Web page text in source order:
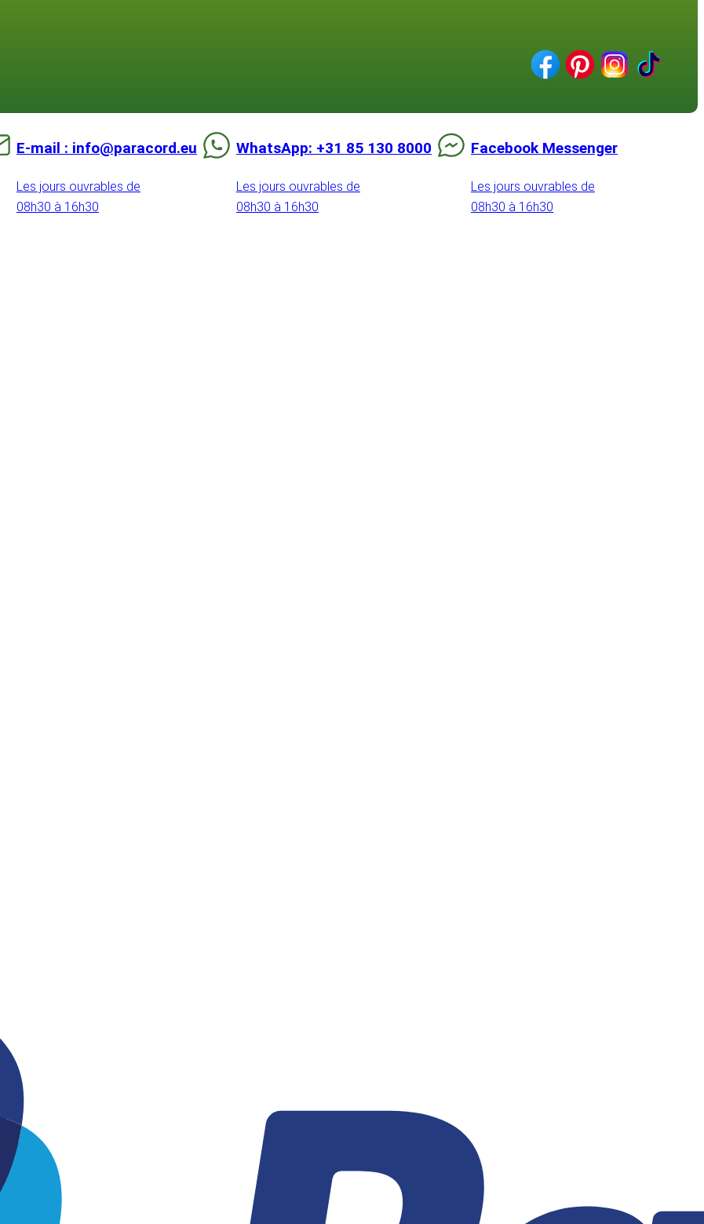
E-mail : info@paracord.eu
Les jours ouvrables de
08h30 à 16h30
WhatsApp: +31 85 130 8000
Les jours ouvrables de
08h30 à 16h30
Facebook Messenger
Les jours ouvrables de
08h30 à 16h30